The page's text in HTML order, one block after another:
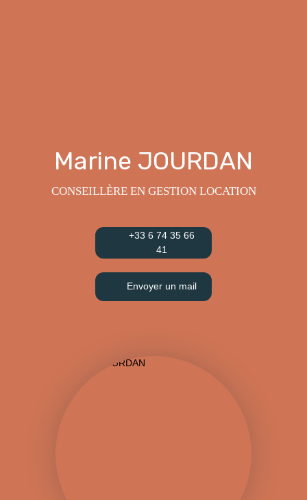
Marine JOURDAN
CONSEILLÈRE EN GESTION LOCATION
+33 6 74 35 66
41
Envoyer un mail